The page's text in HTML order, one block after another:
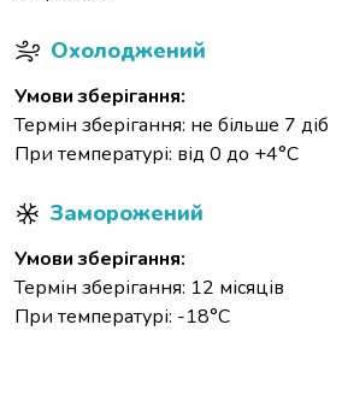
Охолоджений
Умови зберігання:
Термін зберігання: не більше 7 діб
При температурі: від 0 до +4°С
Заморожений
Умови зберігання:
Термін зберігання: 12 місяців
При температурі: -18°С